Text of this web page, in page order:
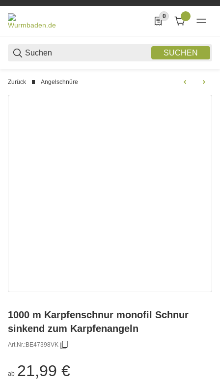
SUCHEN
0
0 Produkte in der
Zurück Angelschnüre
1000 m Karpfenschnur monofil Schnur
sinkend zum Karpfenangeln
Art.Nr.:BE47398VK
ab 21,99 €